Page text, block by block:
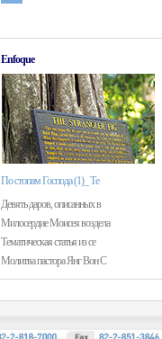
Enfoque
По стопам Господа (1)_ Те
Девять даров, описанных в
Милосердие Моисея воздела
Тематическая статья из се
Молитва пастора Янг Вон С